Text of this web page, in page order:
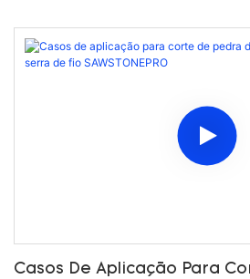
SAWSTONEPRO
Casos De Aplicação Para